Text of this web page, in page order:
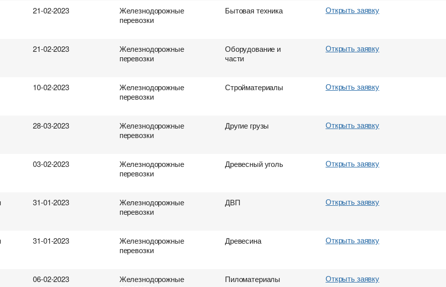
отправки Страна выгрузки Станция назначения
перевозок
отправки Страна выгрузки Станция назначения
21-02-2023
Железнодорожные
перевозки
Бытовая техника Открыть заявку
21-02-2023
Железнодорожные
перевозки
Оборудование и
части
Открыть заявку
10-02-2023
Железнодорожные
перевозки
Стройматериалы Открыть заявку
28-03-2023
Железнодорожные
перевозки
Другие грузы Открыть заявку
03-02-2023
Железнодорожные
перевозки
Древесный уголь Открыть заявку
31-01-2023
Железнодорожные
перевозки
ДВП Открыть заявку
31-01-2023
Железнодорожные
перевозки
Древесина Открыть заявку
06-02-2023
Железнодорожные
Пиломатериалы Открыть заявку
загрузки Страна выгрузки Город выгрузки
груза
загрузки Страна выгрузки Город выгрузки